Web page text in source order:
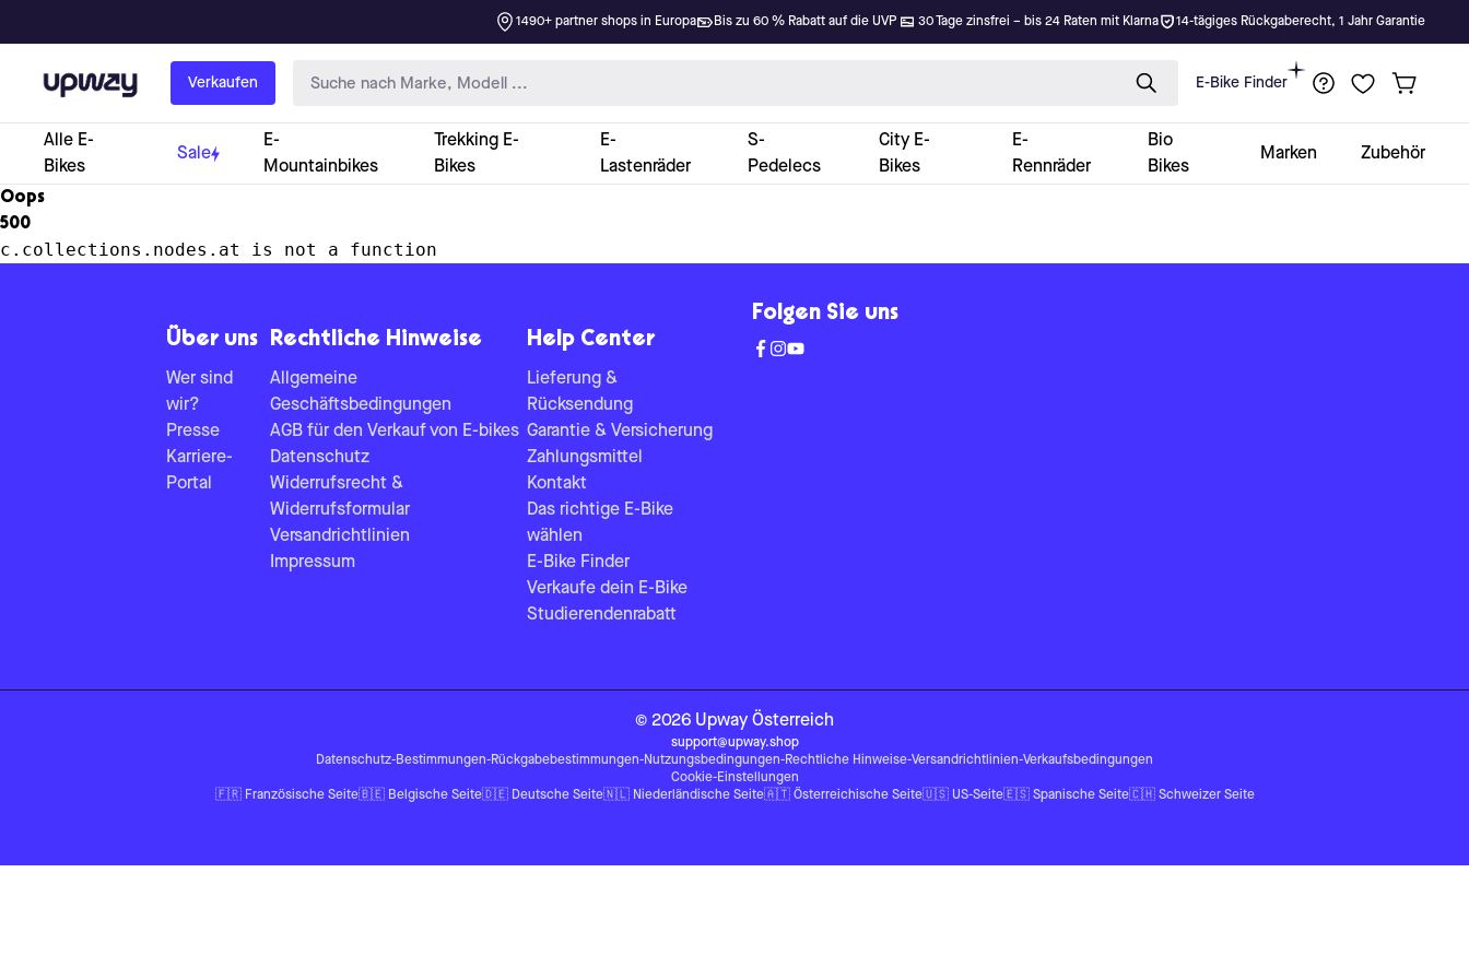
1490+ partner shops in Europa Bis zu 60 % Rabatt auf die UVP 30 Tage zinsfrei – bis 24 Raten mit Klarna 14-tägiges Rückgaberecht, 1 Jahr Garantie
Upway Verkaufen E-Bike Finder
Alle E-
Bikes
Sale
E-
Mountainbikes
Trekking E-
Bikes
E-
Lastenräder
S-
Pedelecs
City E-
Bikes
E-
Rennräder
Bio
Bikes
Marken Zubehör
Oops
500
c.collections.nodes.at is not a function
Über uns
Wer sind
wir?
Presse
Karriere-
Portal
Rechtliche Hinweise
Allgemeine
Geschäftsbedingungen
AGB für den Verkauf von E-bikes
Datenschutz
Widerrufsrecht &
Widerrufsformular
Versandrichtlinien
Impressum
Help Center
Lieferung &
Rücksendung
Garantie & Versicherung
Zahlungsmittel
Kontakt
Das richtige E-Bike
wählen
E-Bike Finder
Verkaufe dein E-Bike
Studierendenrabatt
Folgen Sie uns
© 2026 Upway Österreich
support@upway.shop
Datenschutz-Bestimmungen-Rückgabebestimmungen-Nutzungsbedingungen-Rechtliche Hinweise-Versandrichtlinien-Verkaufsbedingungen
Cookie-Einstellungen
🇫🇷 Französische Seite🇧🇪 Belgische Seite🇩🇪 Deutsche Seite🇳🇱 Niederländische Seite🇦🇹 Österreichische Seite🇺🇸 US-Seite🇪🇸 Spanische Seite🇨🇭 Schweizer Seite